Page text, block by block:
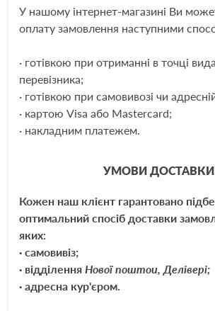
Внешний диаметр [мм]
Наружный диаметр 1 [мм]
Применяемость
ALFA ROMEO
AUDI
DAEWOO
FIAT
FORD
ЩЕ
У нашому інтернет-магазині Ви
оплату замовлення наступними
· готівкою при отриманні в точці
перевізника;
· готівкою при самовивозі чи
· картою Visa або Mastercard;
· накладним платежем.
УМОВИ ДОСТАВКИ
Кожен наш клієнт гарантовано
оптимальний спосіб доставки
яких:
· самовивіз;
· відділення Нової поштои, Делівері;
· адресна кур'єром.